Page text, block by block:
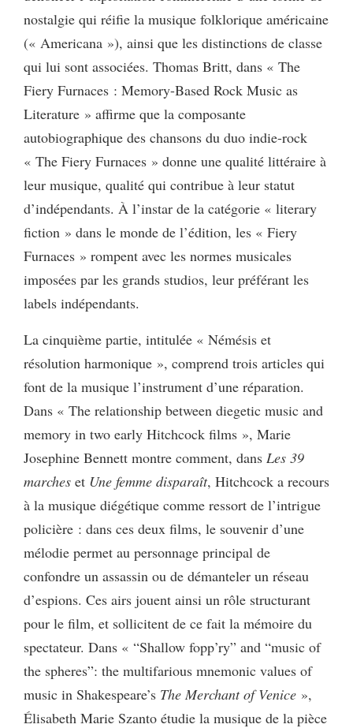
nostalgie qui réifie la musique folklorique américaine
(« Americana »), ainsi que les distinctions de classe
qui lui sont associées. Thomas Britt, dans « The
Fiery Furnaces : Memory-Based Rock Music as
Literature » affirme que la composante
autobiographique des chansons du duo indie-rock
« The Fiery Furnaces » donne une qualité littéraire à
leur musique, qualité qui contribue à leur statut
d’indépendants. À l’instar de la catégorie « literary
fiction » dans le monde de l’édition, les « Fiery
Furnaces » rompent avec les normes musicales
imposées par les grands studios, leur préférant les
labels indépendants.
La cinquième partie, intitulée « Némésis et
résolution harmonique », comprend trois articles qui
font de la musique l’instrument d’une réparation.
Dans « The relationship between diegetic music and
memory in two early Hitchcock films », Marie
Josephine Bennett montre comment, dans Les 39
marches et Une femme disparaît, Hitchcock a recours
à la musique diégétique comme ressort de l’intrigue
policière : dans ces deux films, le souvenir d’une
mélodie permet au personnage principal de
confondre un assassin ou de démanteler un réseau
d’espions. Ces airs jouent ainsi un rôle structurant
pour le film, et sollicitent de ce fait la mémoire du
spectateur. Dans « “Shallow fopp’ry” and “music of
the spheres”: the multifarious mnemonic values of
music in Shakespeare’s The Merchant of Venice »,
Élisabeth Marie Szanto étudie la musique de la pièce